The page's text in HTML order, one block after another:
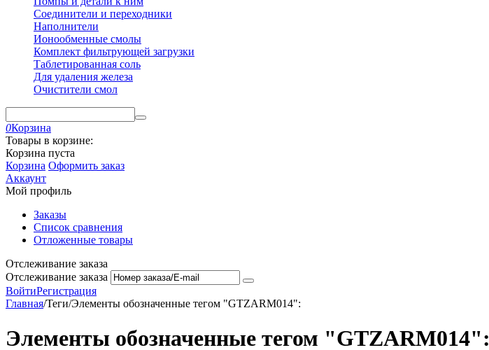
Соединители и переходники
Наполнители
Ионообменные смолы
Комплект фильтрующей загрузки
Таблетированная соль
Для удаления железа
Очистители смол
0Корзина
Товары в корзине:
Корзина пуста
Корзина Оформить заказ
Аккаунт
Мой профиль
Заказы
Список сравнения
Отложенные товары
Отслеживание заказа
Отслеживание заказа
ВойтиРегистрация
Главная/Теги/Элементы обозначенные тегом "GTZARM014":
Элементы обозначенные тегом "GTZARM014":